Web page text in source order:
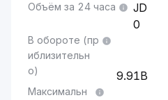
Объём за 24 часа
0
В обороте (пр
иблизительн
о)
9.91B
Максимальн